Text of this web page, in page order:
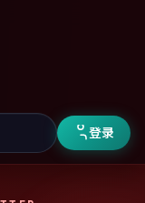
登录